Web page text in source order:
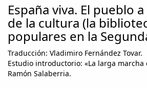
España viva. El pueblo
de la cultura (la
populares en la
Traducción: Vladimiro Fernández Tovar.
Estudio introductorio: «La larga marcha
Ramón Salaberria.